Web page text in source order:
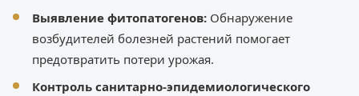
Выявление фитопатогенов: Обнаружение
возбудителей болезней растений помогает
предотвратить потери урожая.
Контроль санитарно-эпидемиологического